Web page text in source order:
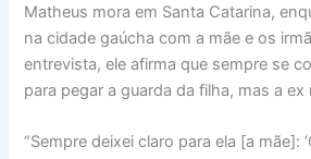
Matheus mora em Santa Catarina,
na cidade gaúcha com a mãe e os
entrevista, ele afirma que sempre se
para pegar a guarda da filha, mas a
“Sempre deixei claro para ela [a mãe]: